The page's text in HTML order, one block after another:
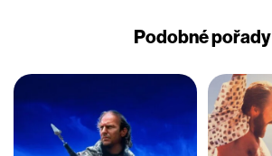
Podobné pořady